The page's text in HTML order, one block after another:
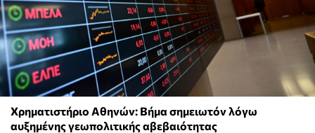
Χρηματιστήριο Αθηνών: Βήμα σημειωτόν λόγω
αυξημένης γεωπολιτικής αβεβαιότητας